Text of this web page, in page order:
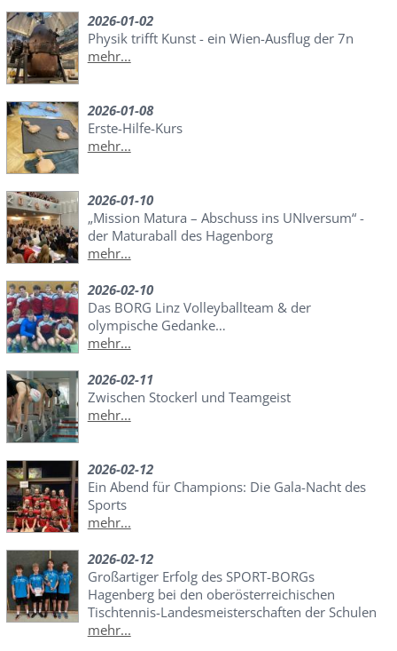
2026-01-02
Physik trifft Kunst - ein Wien-Ausflug der 7n
mehr...
2026-01-08
Erste-Hilfe-Kurs
mehr...
2026-01-10
„Mission Matura – Abschuss ins UNIversum“ -
der Maturaball des Hagenborg
mehr...
2026-02-10
Das BORG Linz Volleyballteam & der
olympische Gedanke…
mehr...
2026-02-11
Zwischen Stockerl und Teamgeist
mehr...
2026-02-12
Ein Abend für Champions: Die Gala-Nacht des
Sports
mehr...
2026-02-12
Großartiger Erfolg des SPORT-BORGs
Hagenberg bei den oberösterreichischen
Tischtennis-Landesmeisterschaften der Schulen
mehr...